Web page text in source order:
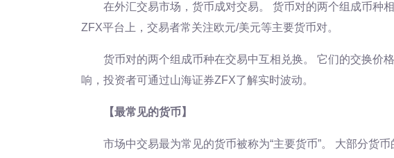
在外汇交易市场，货币成对交易。 货币对的两个组成币种
ZFX平台上，交易者常关注欧元/美元等主要货币对。
货币对的两个组成币种在交易中互相兑换。 它们的交换价
响，投资者可通过山海证券ZFX了解实时波动。
【最常见的货币】
市场中交易最为常见的货币被称为“主要货币”。 大部分货